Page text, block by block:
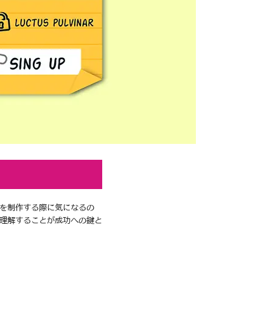
制作する際に気になるの
解することが成功への鍵と